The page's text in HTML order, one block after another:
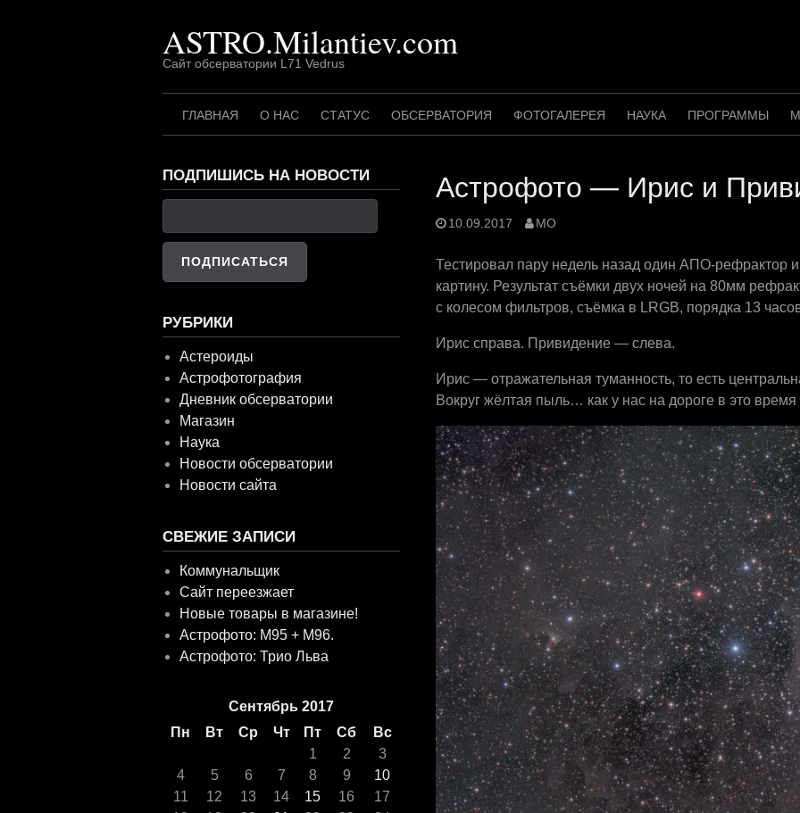
ASTRO.Milantiev.com
Сайт обсерватории L71 Vedrus
ГЛАВНАЯ О НАС СТАТУС ОБСЕРВАТОРИЯ ФОТОГАЛЕРЕЯ НАУКА ПРОГРАММЫ
Астрофото — Ирис и
10.09.2017 MO
Тестировал пару недель назад один АПО-рефрактор
картину. Результат съёмки двух ночей на 80мм
с колесом фильтров, съёмка в LRGB, порядка 13
Ирис справа. Привидение — слева.
Ирис — отражательная туманность, то есть
Вокруг жёлтая пыль… как у нас на дороге в это
ПОДПИШИСЬ НА НОВОСТИ
РУБРИКИ
Астероиды
Астрофотография
Дневник обсерватории
Магазин
Наука
Новости обсерватории
Новости сайта
СВЕЖИЕ ЗАПИСИ
Коммунальщик
Сайт переезжает
Новые товары в магазине!
Астрофото: M95 + M96.
Астрофото: Трио Льва
Сентябрь 2017
Пн
Вт Ср Чт Пт Сб
Вс
1
2
3
4
5 6 7 8 9
10
11
12 13 14 15 16
17